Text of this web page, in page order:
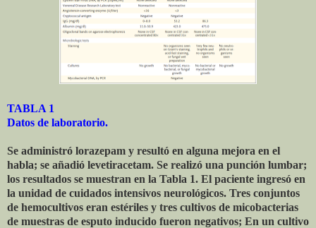
TABLA 1
Datos de laboratorio.
Se administró lorazepam y resultó en alguna mejora en el
habla; se añadió levetiracetam. Se realizó una punción lumbar;
los resultados se muestran en la Tabla 1. El paciente ingresó en
la unidad de cuidados intensivos neurológicos. Tres conjuntos
de hemocultivos eran estériles y tres cultivos de micobacterias
de muestras de esputo inducido fueron negativos; En un cultivo